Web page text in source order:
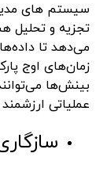
سیستم های
تجزیه و تحلیل
می‌دهد تا
زمان‌های اوج
بینش‌ها
عملیاتی